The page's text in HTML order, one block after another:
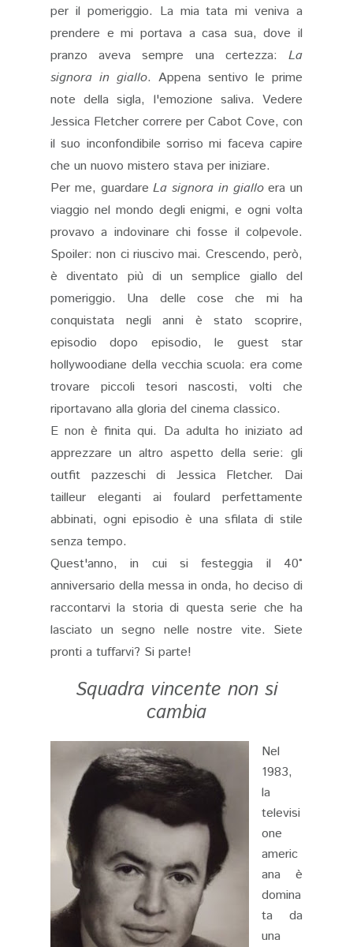
per il pomeriggio. La mia tata mi veniva a
prendere e mi portava a casa sua, dove il
pranzo aveva sempre una certezza: La
signora in giallo. Appena sentivo le prime
note della sigla, l'emozione saliva. Vedere
Jessica Fletcher correre per Cabot Cove, con
il suo inconfondibile sorriso mi faceva capire
che un nuovo mistero stava per iniziare.
Per me, guardareLa signora in gialloera un
viaggio nel mondo degli enigmi, e ogni volta
provavo a indovinare chi fosse il colpevole.
Spoiler: non ci riuscivo mai. Crescendo, però,
è diventato più di un semplice giallo del
pomeriggio. Una delle cose che mi ha
conquistata negli anni è stato scoprire,
episodio dopo episodio, le guest star
hollywoodiane della vecchia scuola: era come
trovare piccoli tesori nascosti, volti che
riportavano alla gloria del cinema classico.
E non è finita qui. Da adulta ho iniziato ad
apprezzare un altro aspetto della serie: gli
outfit pazzeschi di Jessica Fletcher. Dai
tailleur eleganti ai foulard perfettamente
abbinati, ogni episodio è una sfilata di stile
senza tempo.
Quest'anno, in cui si festeggia il 40°
anniversario della messa in onda, ho deciso di
raccontarvi la storia di questa serie che ha
lasciato un segno nelle nostre vite. Siete
pronti a tuffarvi? Si parte!
Squadra vincente non si
cambia
Nel
1983,
la
televisi
one
americ
ana è
domina
ta da
una